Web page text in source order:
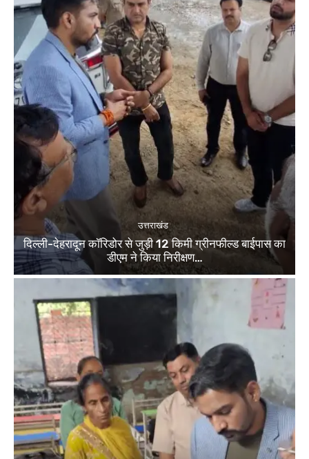
उत्तराखंड
दिल्ली-देहरादून कॉरिडोर से जुड़ी 12 किमी ग्रीनफील्ड बाईपास का
डीएम ने किया निरीक्षण…